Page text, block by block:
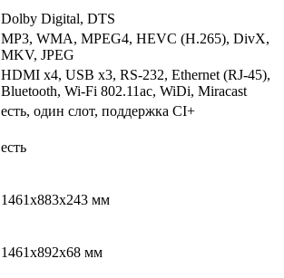
Dolby Digital, DTS
MP3, WMA, MPEG4, HEVC (H.265), DivX,
MKV, JPEG
HDMI x4, USB x3, RS-232, Ethernet (RJ-45),
Bluetooth, Wi-Fi 802.11ac, WiDi, Miracast
есть, один слот, поддержка CI+
есть
1461x883x243 мм
1461x892x68 мм